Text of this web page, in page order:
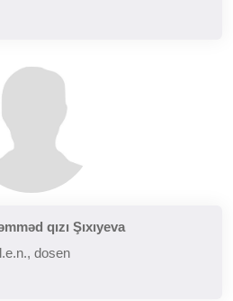
qızı Şıxıyeva
dosen